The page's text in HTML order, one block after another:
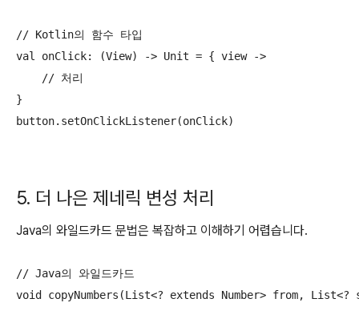
// Kotlin의 함수 타입
val onClick: (View) -> Unit = { view ->
    // 처리
}
button.setOnClickListener(onClick)
5. 더 나은 제네릭 변성 처리
Java의 와일드카드 문법은 복잡하고 이해하기 어렵습니다.
// Java의 와일드카드
void copyNumbers(List<? extends Number> from, List<?